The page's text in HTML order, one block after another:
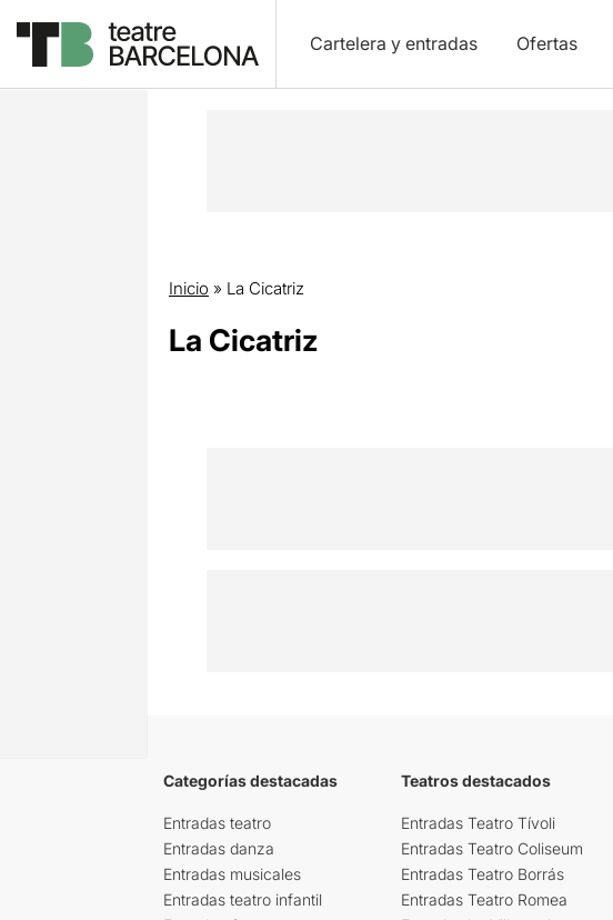
Cartelera y entradas Ofertas
Inicio » La Cicatriz
La Cicatriz
Categorías destacadas
Entradas teatro
Entradas danza
Entradas musicales
Entradas teatro infantil
Teatros destacados
Entradas Teatro Tívoli
Entradas Teatro Coliseum
Entradas Teatro Borrás
Entradas Teatro Romea